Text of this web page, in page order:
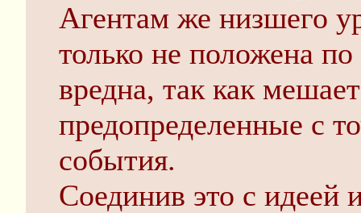
Агентам же низшего
только не положена
вредна, так как
предопределенные с
события.
Соединив это с идеей